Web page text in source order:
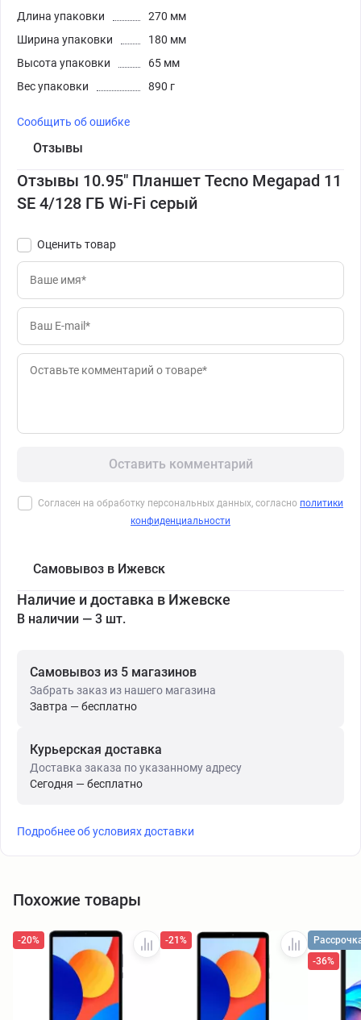
Длина упаковки
270 мм
Ширина упаковки
180 мм
Высота упаковки
65 мм
Вес упаковки
890 г
Сообщить об ошибке
Отзывы
Отзывы 10.95" Планшет Tecno Megapad 11
SE 4/128 ГБ Wi-Fi серый
Оценить товар
Оставить комментарий
Согласен на обработку персональных данных, согласно политики
конфиденциальности
Самовывоз в Ижевск
Наличие и доставка в Ижевске
В наличии — 3 шт.
Самовывоз из 5 магазинов
Забрать заказ из нашего магазина
Завтра — бесплатно
Курьерская доставка
Доставка заказа по указанному адресу
Сегодня — бесплатно
Подробнее об условиях доставки
Похожие товары
-20% -21%
-36%